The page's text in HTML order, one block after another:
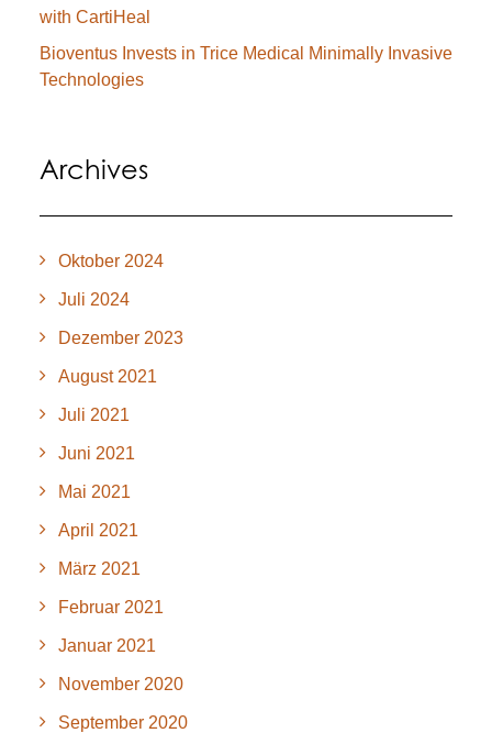
with CartiHeal
Bioventus Invests in Trice Medical Minimally Invasive
Technologies
Archives
Oktober 2024
Juli 2024
Dezember 2023
August 2021
Juli 2021
Juni 2021
Mai 2021
April 2021
März 2021
Februar 2021
Januar 2021
November 2020
September 2020